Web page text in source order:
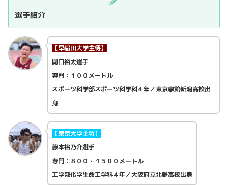
選手紹介
【早稲田大学主将】
関口裕太選手
専門：１００メートル
スポーツ科学部スポーツ科学科４年／東京學館新潟高校出
身
【東京大学主将】
藤本裕乃介選手
専門：８００・１５００メートル
工学部化学生命工学科４年／大阪府立北野高校出身